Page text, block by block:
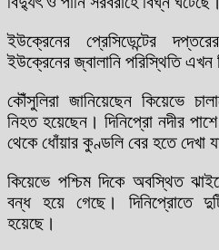
ইউক্রেনের প্রেসিডেন্টের
ইউক্রেনের জ্বালানি পরিস্থিতি এখন
কৌঁসুলিরা জানিয়েছেন কিয়েভে
নিহত হয়েছেন। দিনিপ্রো নদীর
থেকে ধোঁয়ার কুণ্ডলি বের হতে দেখা
কিয়েভে পশ্চিম দিকে অবস্থিত
বন্ধ হয়ে গেছে। দিনিপ্রোতে
হয়েছে।